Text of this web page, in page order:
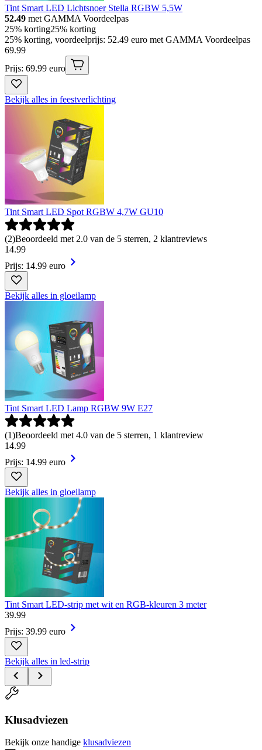
Tint Smart LED Lichtsnoer Stella RGBW 5,5W
52.49 met GAMMA Voordeelpas
25% korting25% korting
25% korting, voordeelprijs: 52.49 euro met GAMMA Voordeelpas
69.99
Prijs: 69.99 euro
Bekijk alles in feestverlichting
Tint Smart LED Spot RGBW 4,7W GU10
(2)Beoordeeld met 2.0 van de 5 sterren, 2 klantreviews
14.99
Prijs: 14.99 euro
Bekijk alles in gloeilamp
Tint Smart LED Lamp RGBW 9W E27
(1)Beoordeeld met 4.0 van de 5 sterren, 1 klantreview
14.99
Prijs: 14.99 euro
Bekijk alles in gloeilamp
Tint Smart LED-strip met wit en RGB-kleuren 3 meter
39.99
Prijs: 39.99 euro
Bekijk alles in led-strip
Klusadviezen
Bekijk onze handige klusadviezen